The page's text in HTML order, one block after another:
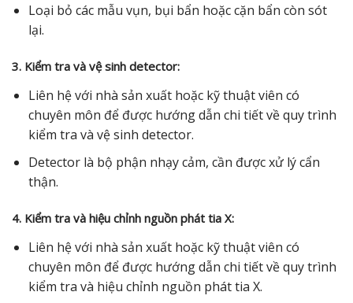
Loại bỏ các mẫu vụn, bụi bẩn hoặc cặn bẩn còn sót
lại.
3. Kiểm tra và vệ sinh detector:
Liên hệ với nhà sản xuất hoặc kỹ thuật viên có
chuyên môn để được hướng dẫn chi tiết về quy trình
kiểm tra và vệ sinh detector.
Detector là bộ phận nhạy cảm, cần được xử lý cẩn
thận.
4. Kiểm tra và hiệu chỉnh nguồn phát tia X:
Liên hệ với nhà sản xuất hoặc kỹ thuật viên có
chuyên môn để được hướng dẫn chi tiết về quy trình
kiểm tra và hiệu chỉnh nguồn phát tia X.